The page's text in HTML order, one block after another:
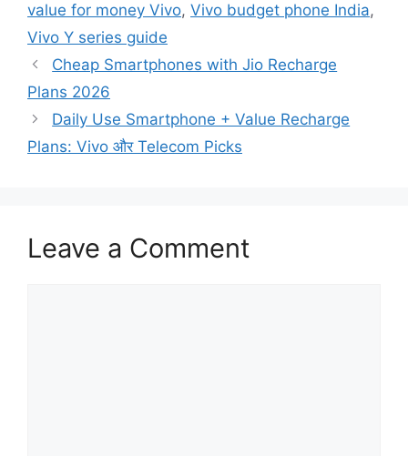
value for money Vivo, Vivo budget phone India,
Vivo Y series guide
Cheap Smartphones with Jio Recharge
Plans 2026
Daily Use Smartphone + Value Recharge
Plans: Vivo और Telecom Picks
Leave a Comment